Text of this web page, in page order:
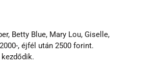
Betty Blue, Mary Lou, Giselle,
, éjfél után 2500 forint.